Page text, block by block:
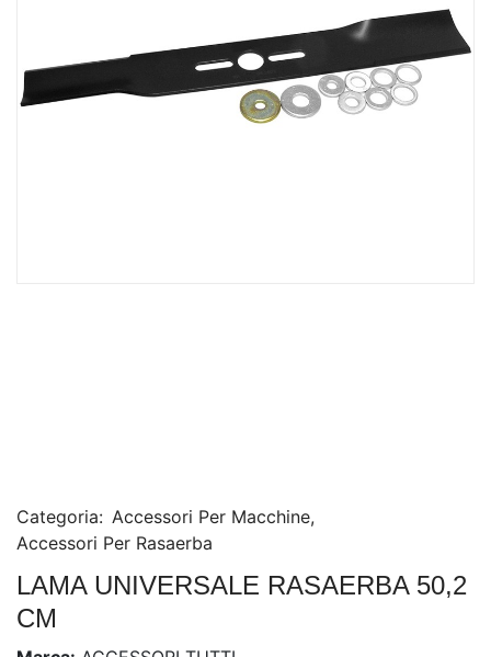
Categoria: Accessori Per Macchine,
Accessori Per Rasaerba
LAMA UNIVERSALE RASAERBA 50,2
CM